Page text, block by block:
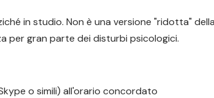
in studio. Non è una versione "ridotta"
per gran parte dei disturbi psicologici.
o simili) all'orario concordato